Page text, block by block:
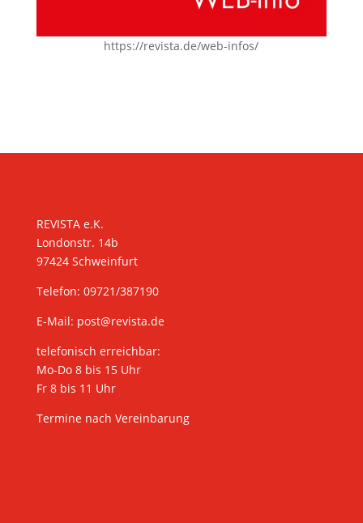
https://revista.de/web-infos/
REVISTA e.K.
Londonstr. 14b
97424 Schweinfurt
Telefon: 09721/387190
E-Mail: post@revista.de
telefonisch erreichbar:
Mo-Do 8 bis 15 Uhr
Fr 8 bis 11 Uhr
Termine nach Vereinbarung